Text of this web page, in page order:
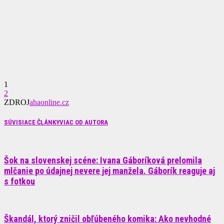
1
2
ZDROJahaonline.cz
SÚVISIACE ČLÁNKYVIAC OD AUTORA
Šok na slovenskej scéne: Ivana Gáboríková prelomila
mlčanie po údajnej nevere jej manžela. Gáborík reaguje aj
s fotkou
Škandál, ktorý zničil obľúbeného komika: Ako nevhodné